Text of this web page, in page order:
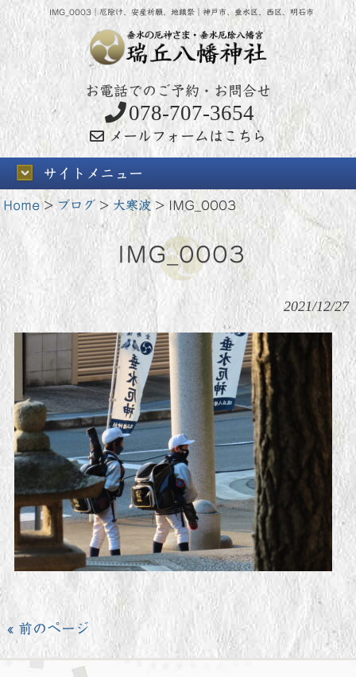
IMG_0003｜厄除け、安産祈願、地鎮祭｜神戸市、垂水区、西区、明石市
お電話でのご予約・お問合せ
078-707-3654
メールフォームはこちら
サイトメニュー
Home>ブログ > 大寒波> IMG_0003
IMG_0003
2021/12/27
« 前のページ